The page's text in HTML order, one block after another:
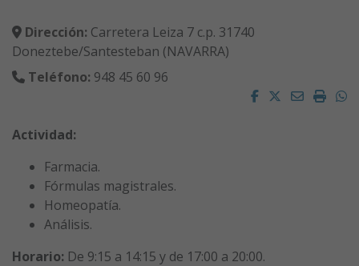
Dirección: Carretera Leiza 7 c.p. 31740
Doneztebe/Santesteban (NAVARRA)
Teléfono: 948 45 60 96
Facebook
Twitter
Email
Actividad:
Farmacia.
Fórmulas magistrales.
Homeopatía.
Análisis.
Horario: De 9:15 a 14:15 y de 17:00 a 20:00.